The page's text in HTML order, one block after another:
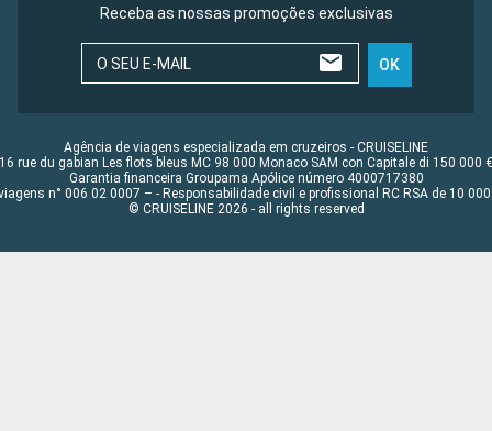
Receba as nossas promoções exclusivas
O SEU E-MAIL OK
Agência de viagens especializada em cruzeiros - CRUISELINE
16 rue du gabian Les flots bleus MC 98 000 Monaco SAM con Capitale di 150 000 €
Garantia financeira Groupama Apólice número 4000717380
n° 006 02 0007 – - Responsabilidade civil e profissional RC RSA de 10 000
© CRUISELINE 2026 - all rights reserved